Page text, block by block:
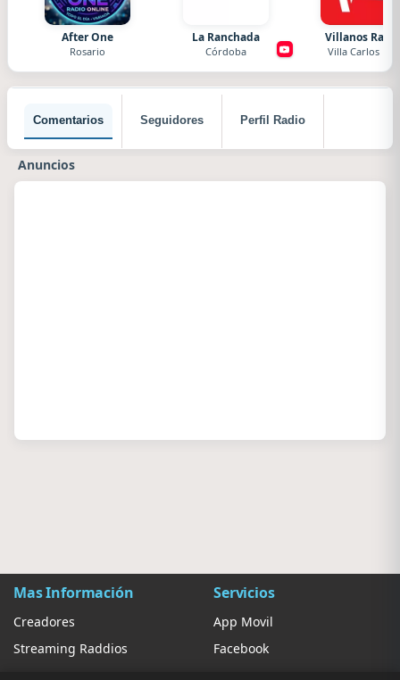
After One
Rosario
La Ranchada
Córdoba
Villanos
Villa Carlos Paz
Comentarios Seguidores Perfil Radio
Anuncios
Mas Información
Creadores
Streaming Raddios
Servicios
App Movil
Facebook